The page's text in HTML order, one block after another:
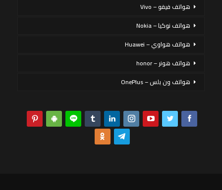
هواتف فيفو – Vivo
هواتف نوكيا – Nokia
هواتف هواوي – Huawei
هواتف هونر – honor
هواتف ون بلس – OnePlus